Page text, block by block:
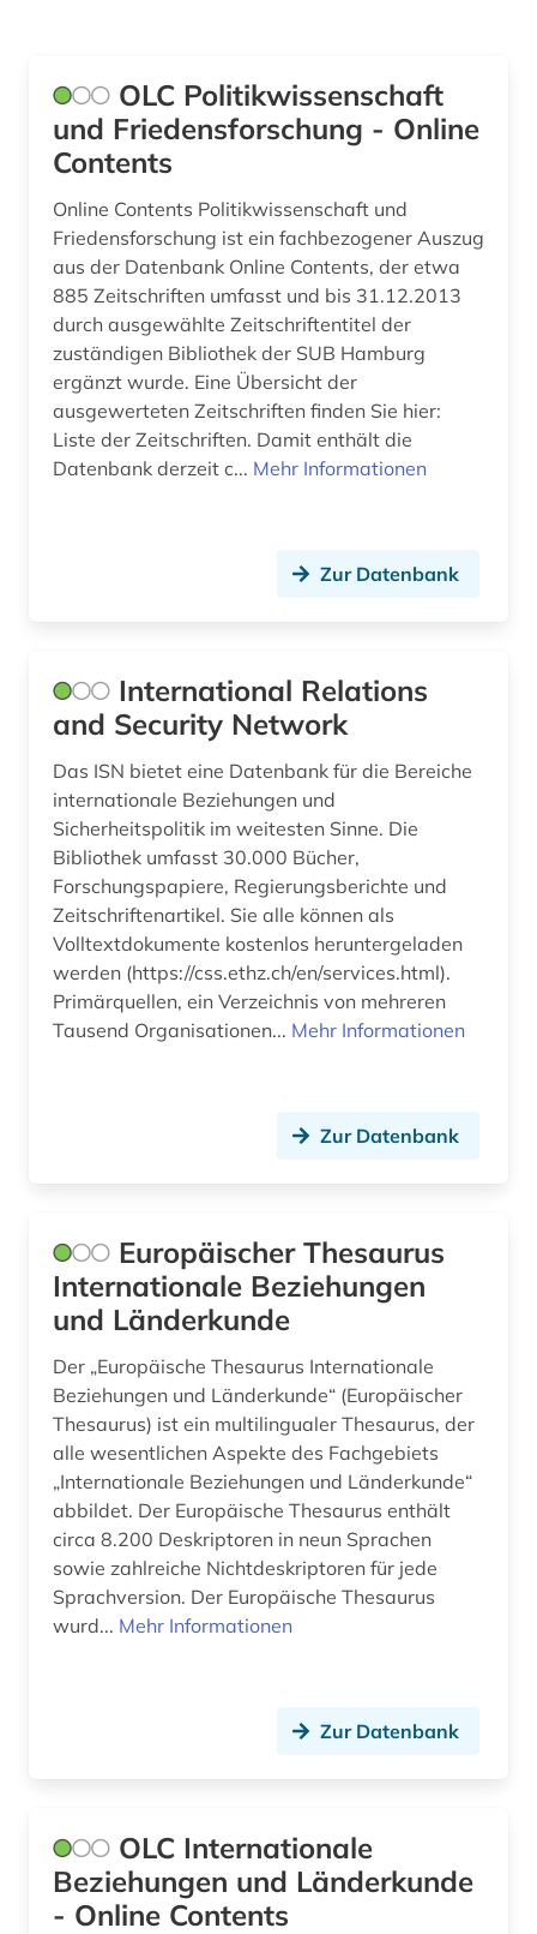
vereinte nationen (1)
verzeichnis (1)
wirtschaft (1)
wirtschaftsbedingungen (1)
zeitschriftenaufsatz (1)
zweiter weltkrieg (1)
OLC Politikwissenschaft
und Friedensforschung - Online
Contents
Online Contents Politikwissenschaft und
Friedensforschung ist ein fachbezogener Auszug
aus der Datenbank Online Contents, der etwa
885 Zeitschriften umfasst und bis 31.12.2013
durch ausgewählte Zeitschriftentitel der
zuständigen Bibliothek der SUB Hamburg
ergänzt wurde. Eine Übersicht der
ausgewerteten Zeitschriften finden Sie hier:
Liste der Zeitschriften. Damit enthält die
Datenbank derzeit c... Mehr Informationen
Zur Datenbank
International Relations
and Security Network
Das ISN bietet eine Datenbank für die Bereiche
internationale Beziehungen und
Sicherheitspolitik im weitesten Sinne. Die
Bibliothek umfasst 30.000 Bücher,
Forschungspapiere, Regierungsberichte und
Zeitschriftenartikel. Sie alle können als
Volltextdokumente kostenlos heruntergeladen
werden (https://css.ethz.ch/en/services.html).
Primärquellen, ein Verzeichnis von mehreren
Tausend Organisationen... Mehr Informationen
Zur Datenbank
Europäischer Thesaurus
Internationale Beziehungen
und Länderkunde
Der „Europäische Thesaurus Internationale
Beziehungen und Länderkunde“ (Europäischer
Thesaurus) ist ein multilingualer Thesaurus, der
alle wesentlichen Aspekte des Fachgebiets
„Internationale Beziehungen und Länderkunde“
abbildet. Der Europäische Thesaurus enthält
circa 8.200 Deskriptoren in neun Sprachen
sowie zahlreiche Nichtdeskriptoren für jede
Sprachversion. Der Europäische Thesaurus
wurd... Mehr Informationen
Zur Datenbank
OLC Internationale
Beziehungen und Länderkunde
- Online Contents